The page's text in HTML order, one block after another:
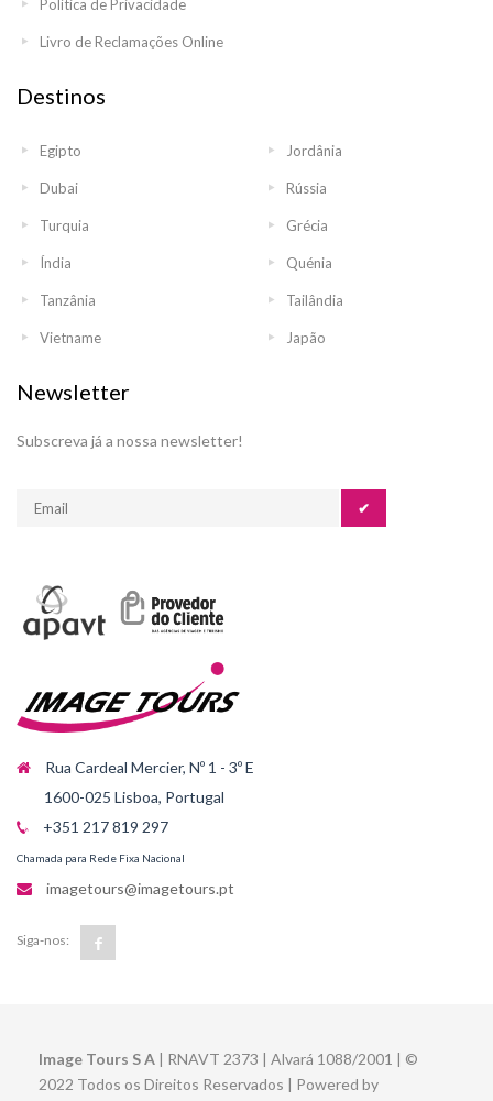
Política de Privacidade
Livro de Reclamações Online
Destinos
Egipto Jordânia
Dubai Rússia
Turquia Grécia
Índia Quénia
Tanzânia Tailândia
Vietname Japão
Newsletter
Subscreva já a nossa newsletter!
✔
Rua Cardeal Mercier, Nº 1 - 3º E
1600-025 Lisboa, Portugal
+351 217 819 297
Chamada para Rede Fixa Nacional
imagetours@imagetours.pt
Siga-nos:
Image Tours S A | RNAVT 2373 | Alvará 1088/2001 | ©
2022 Todos os Direitos Reservados | Powered by